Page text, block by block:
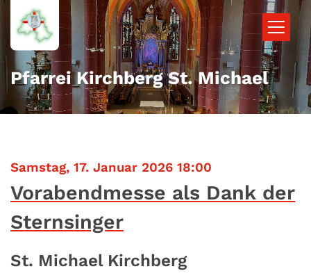
Zum Inhalt springen
Pfarrei Kirchberg St. Michael
Samstag, 17. Januar 2026 18:00
Vorabendmesse als Dank der
Sternsinger
St. Michael Kirchberg